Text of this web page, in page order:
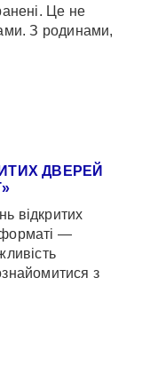
Це не
З родинами,
ДВЕРЕЙ
відкритих
форматі —
з